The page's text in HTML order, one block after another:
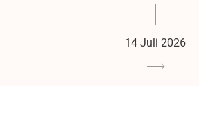
14 Juli 2026